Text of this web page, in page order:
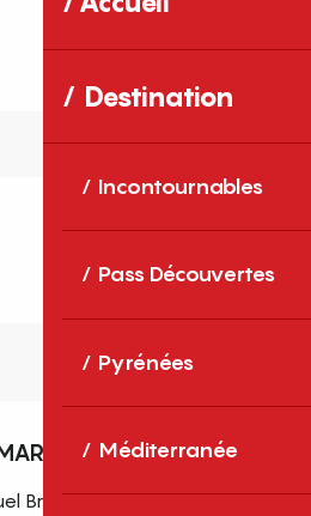
Destination
Incontournables
Pass Découvertes
Pyrénées
Méditerranée
11 AOÛT
Brousse, Font-Romeu-